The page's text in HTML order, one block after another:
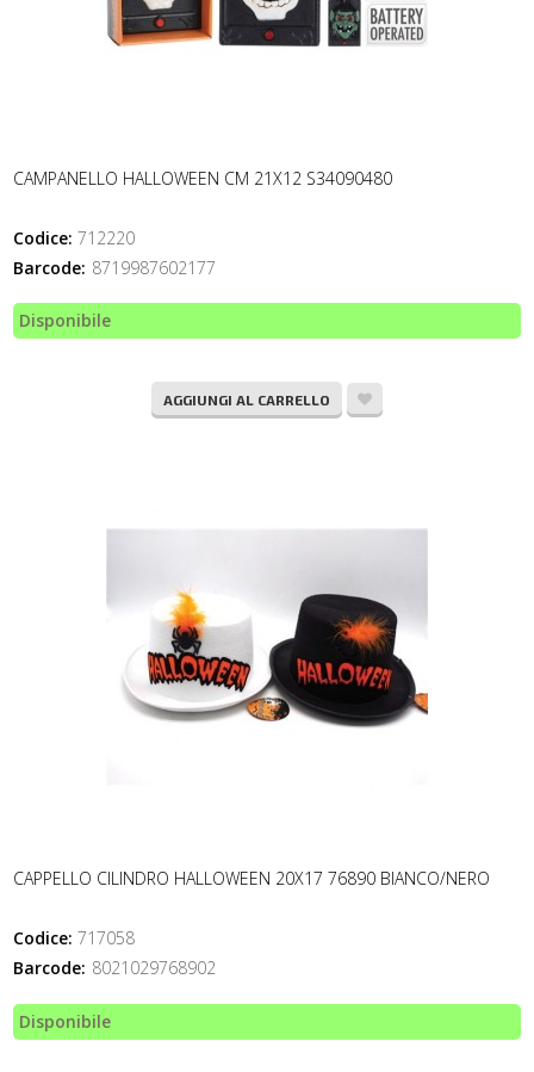
CAMPANELLO HALLOWEEN CM 21X12 S34090480
Codice: 712220
Barcode: 8719987602177
Disponibile
AGGIUNGI AL CARRELLO
CAPPELLO CILINDRO HALLOWEEN 20X17 76890 BIANCO/NERO
Codice: 717058
Barcode: 8021029768902
Disponibile